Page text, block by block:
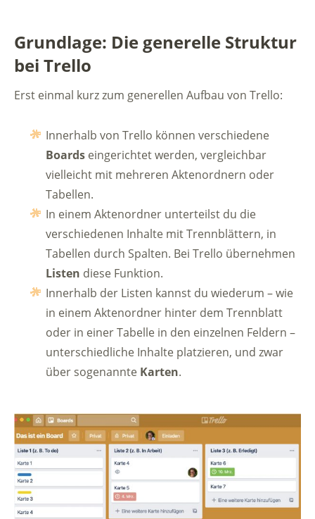
Grundlage: Die generelle Struktur
bei Trello
Erst einmal kurz zum generellen Aufbau von Trello:
Innerhalb von Trello können verschiedene
Boards eingerichtet werden, vergleichbar
vielleicht mit mehreren Aktenordnern oder
Tabellen.
In einem Aktenordner unterteilst du die
verschiedenen Inhalte mit Trennblättern, in
Tabellen durch Spalten. Bei Trello übernehmen
Listen diese Funktion.
Innerhalb der Listen kannst du wiederum – wie
in einem Aktenordner hinter dem Trennblatt
oder in einer Tabelle in den einzelnen Feldern –
unterschiedliche Inhalte platzieren, und zwar
über sogenannte Karten.